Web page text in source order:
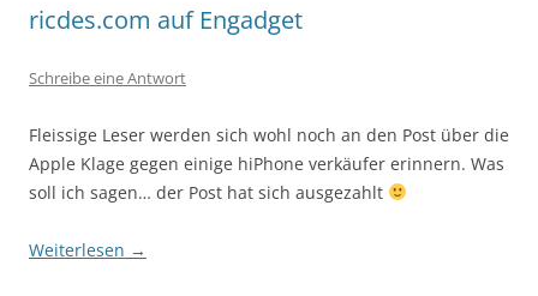
ricdes.com auf Engadget
Schreibe eine Antwort
Fleissige Leser werden sich wohl noch an den Post über die
Apple Klage gegen einige hiPhone verkäufer erinnern. Was
soll ich sagen… der Post hat sich ausgezahlt
Weiterlesen →